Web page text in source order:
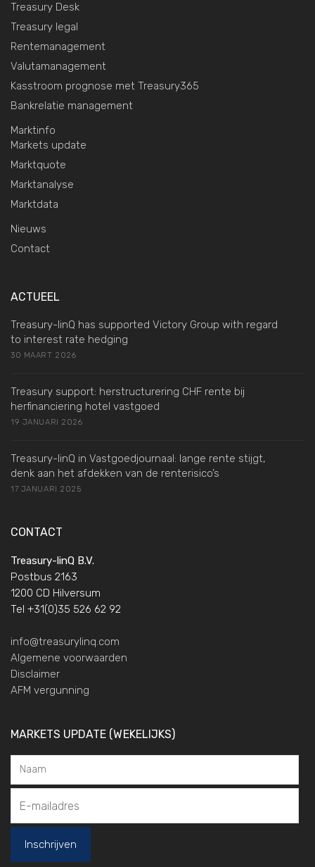
Treasury Desk
Treasury legal
Rentemanagement
Valutamanagement
Kasstroom prognose met Treasury365
Bankrelatie management
Marktinfo
Markets update
Marktquote
Marktanalyse
Marktdata
Nieuws
Contact
ACTUEEL
Treasury-linQ has supported Victory Group with regard
to interest rate hedging
30 MAART 2026
Treasury support: herstructurering CHF rente bij
herfinanciering hotel vastgoed
19 JANUARI 2026
Treasury-linQ in Vastgoedjournaal: lange rente stijgt,
denk aan het afdekken van de renterisico’s
17 JANUARI 2025
CONTACT
Treasury-linQ B.V.
Postbus 2163
1200 CD Hilversum
Tel +31(0)35 526 62 92
info@treasurylinq.com
Algemene voorwaarden
Disclaimer
AFM vergunning
MARKETS UPDATE (WEKELIJKS)